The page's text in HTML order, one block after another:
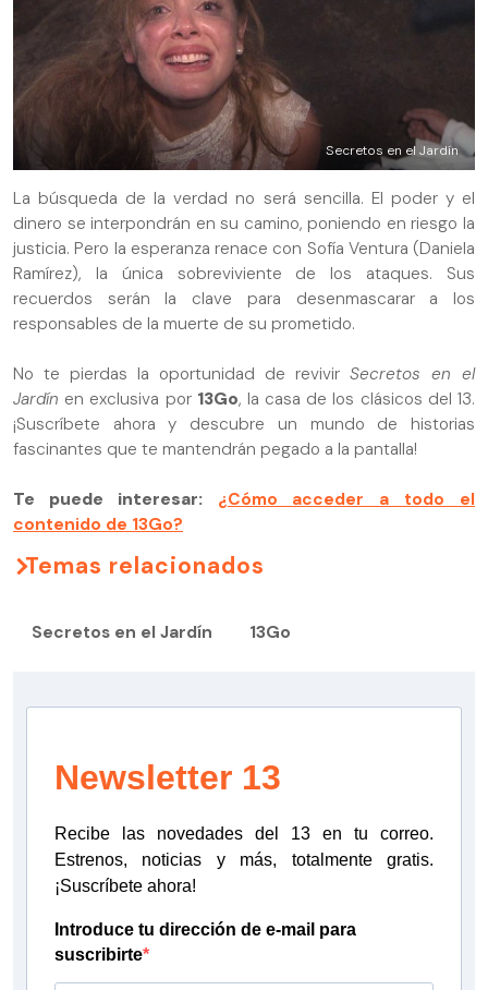
Secretos en el Jardín
La búsqueda de la verdad no será sencilla. El poder y el
dinero se interpondrán en su camino, poniendo en riesgo la
justicia. Pero la esperanza renace con Sofía Ventura (Daniela
Ramírez), la única sobreviviente de los ataques. Sus
recuerdos serán la clave para desenmascarar a los
responsables de la muerte de su prometido.
No te pierdas la oportunidad de revivir Secretos en el
Jardín en exclusiva por 13Go, la casa de los clásicos del 13.
¡Suscríbete ahora y descubre un mundo de historias
fascinantes que te mantendrán pegado a la pantalla!
Te puede interesar:
¿Cómo acceder a todo el
contenido de 13Go?
Temas relacionados
Secretos en el Jardín 13Go
Newsletter 13
Recibe las novedades del 13 en tu correo.
Estrenos, noticias y más, totalmente gratis.
¡Suscríbete ahora!
Introduce tu dirección de e-mail para
suscribirte